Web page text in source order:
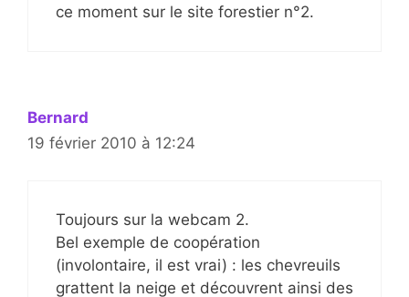
ce moment sur le site forestier n°2.
Bernard
19 février 2010 à 12:24
Toujours sur la webcam 2.
Bel exemple de coopération
(involontaire, il est vrai) : les chevreuils
grattent la neige et découvrent ainsi des